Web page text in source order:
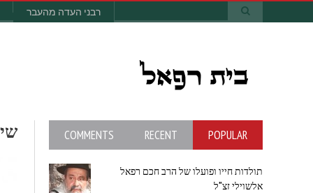
רבני העדה מהעבר
POPULAR
RECENT
COMMENTS
תולדות חייו ופועלו של הרב חכם רפאל
אלשוילי זצ"ל